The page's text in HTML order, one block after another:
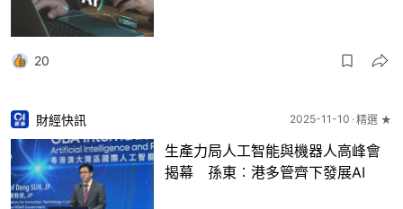
20
財經快訊 2025-11-10 精選 ★
生產力局人工智能與機器人高峰會
揭幕 孫東︰港多管齊下發展AI